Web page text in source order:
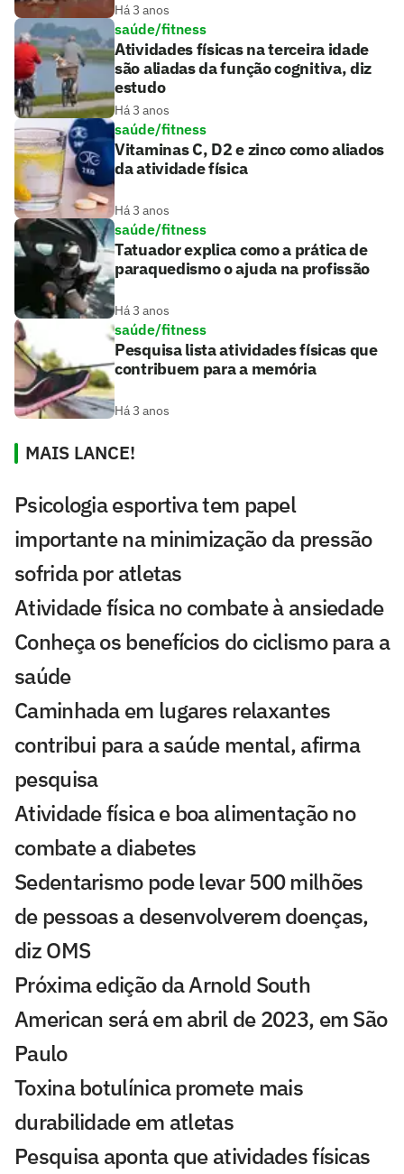
Há 3 anos
saúde/fitness
Atividades físicas na terceira idade
são aliadas da função cognitiva, diz
estudo
Há 3 anos
saúde/fitness
Vitaminas C, D2 e zinco como aliados
da atividade física
Há 3 anos
saúde/fitness
Tatuador explica como a prática de
paraquedismo o ajuda na profissão
Há 3 anos
saúde/fitness
Pesquisa lista atividades físicas que
contribuem para a memória
Há 3 anos
MAIS LANCE!
Psicologia esportiva tem papel
importante na minimização da pressão
sofrida por atletas
Atividade física no combate à ansiedade
Conheça os benefícios do ciclismo para a
saúde
Caminhada em lugares relaxantes
contribui para a saúde mental, afirma
pesquisa
Atividade física e boa alimentação no
combate a diabetes
Sedentarismo pode levar 500 milhões
de pessoas a desenvolverem doenças,
diz OMS
Próxima edição da Arnold South
American será em abril de 2023, em São
Paulo
Toxina botulínica promete mais
durabilidade em atletas
Pesquisa aponta que atividades físicas